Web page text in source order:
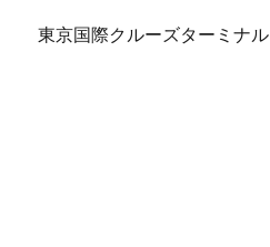
東京国際クルーズターミナル